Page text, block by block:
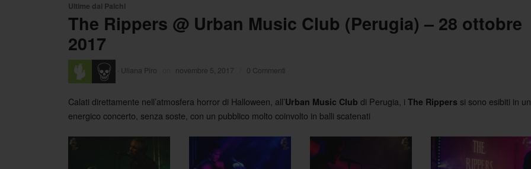
Ultime dai Palchi
The Rippers @ Urban Music Club (Perugia) – 28 ottobre
2017
Uliana Piro novembre 5, 2017 0 Commenti
Calati direttamente nell’atmosfera horror di Halloween, all’Urban Music Club di Perugia, i The Rippers si sono esibiti in un
energico concerto, senza soste, con un pubblico molto coinvolto in balli scatenati